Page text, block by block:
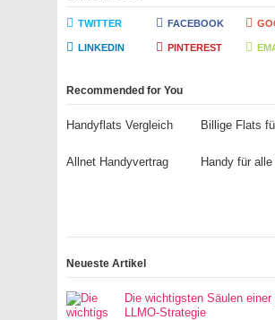
TWITTER FACEBOOK
LINKEDIN PINTEREST
Recommended for You
Handyflats Vergleich Billige Flats
Allnet Handyvertrag Handy für
Neueste Artikel
Die wichtigsten Säulen einer
LLMO-Strategie